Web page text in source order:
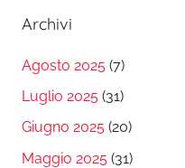
Archivi
Agosto 2025 (7)
Luglio 2025 (31)
Giugno 2025 (20)
Maggio 2025 (31)